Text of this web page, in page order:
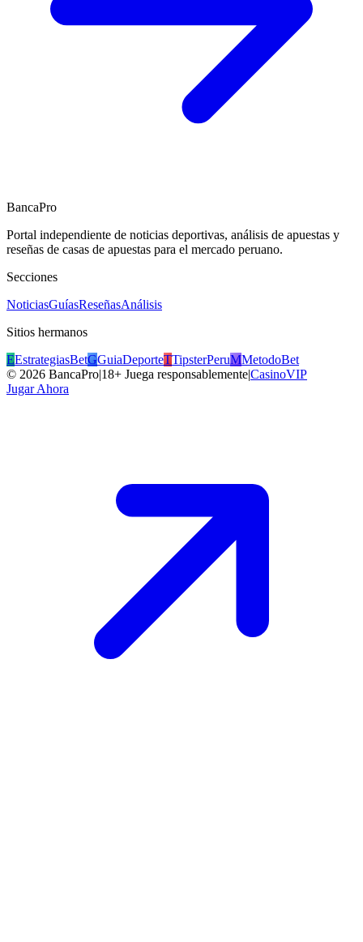
BancaPro
Portal independiente de noticias deportivas, análisis de apuestas y
reseñas de casas de apuestas para el mercado peruano.
Secciones
NoticiasGuíasReseñasAnálisis
Sitios hermanos
EEstrategiasBetGGuiaDeporteTTipsterPeruMMetodoBet
© 2026 BancaPro|18+ Juega responsablemente|CasinoVIP
Jugar Ahora